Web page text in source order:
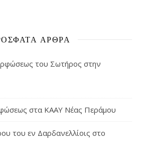
ΆΡΘΡΑ
του Σωτήρος στην
στα ΚΑΑΥ Νέας Περάμου
του εν Δαρδανελλίοις στο